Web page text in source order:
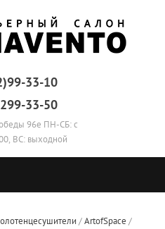
33-10
33-50
96е ПН-СБ: с
ВС: выходной
/ ArtofSpace